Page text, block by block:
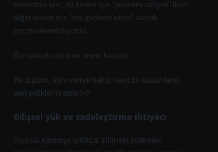
ekonomik kriz, bir kesim için “yönetim zafiyeti” iken
diğer kesim için “dış güçlerin etkisi” olarak
çerçevelenebiliyordu.
Bu noktada şu soru önem kazanır:
Bir toplum, aynı veriye bakıp nasıl bu kadar farklı
gerçeklikler üretebilir?
Bilişsel yük ve sadeleştirme ihtiyacı
Siyasal karmaşa arttıkça, zihinsel sistemler